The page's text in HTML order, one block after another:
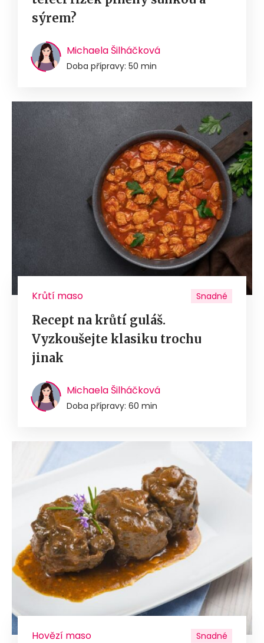
sýrem?
Michaela Šilháčková
Doba přípravy: 50 min
Krůtí maso Snadné
Recept na krůtí guláš.
Vyzkoušejte klasiku trochu
jinak
Michaela Šilháčková
Doba přípravy: 60 min
Hovězí maso Snadné